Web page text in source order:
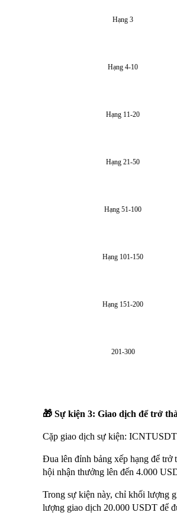
Hạng 3
Hạng 4-10
Hạng 11-20
Hạng 21-50
Hạng 51-100
Hạng 101-150
Hạng 151-200
201-300
🎁 Sự kiện 3: Giao dịch để trở
Cặp giao dịch sự kiện: ICNTUSDT
Đua lên đỉnh bảng xếp hạng để trở
hội nhận thưởng lên đến 4.000
Trong sự kiện này, chỉ khối lượng
lượng giao dịch 20.000 USDT để